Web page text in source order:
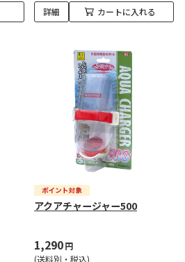
詳細 カートに入れる
アクアチャージャー500
1,290円
(送料別・税込)